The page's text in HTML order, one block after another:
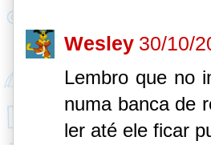
Wesley 30/10/
Lembro que no
numa banca de
ler até ele ficar